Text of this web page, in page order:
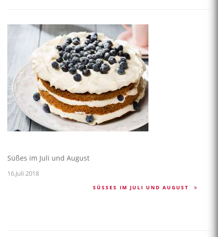
Süßes im Juli und August
16.Juli 2018
SÜSSES IM JULI UND AUGUST